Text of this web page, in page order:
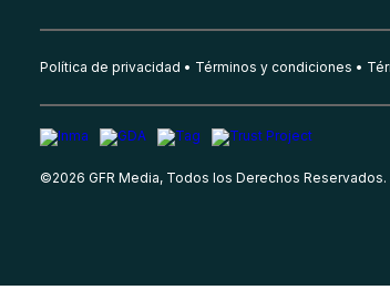
Política de privacidad Términos y condiciones
©2026 GFR Media, Todos los Derechos Reservados.